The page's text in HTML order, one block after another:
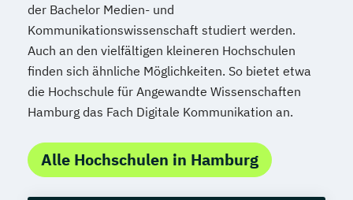
der Bachelor Medien- und
Kommunikationswissenschaft studiert werden.
Auch an den vielfältigen kleineren Hochschulen
finden sich ähnliche Möglichkeiten. So bietet etwa
die Hochschule für Angewandte Wissenschaften
Hamburg das Fach Digitale Kommunikation an.
Alle Hochschulen in Hamburg